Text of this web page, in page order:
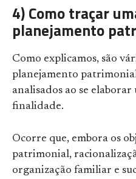
4) Como traçar
planejamento
Como explicamos, são
planejamento
analisados ao se elaborar
finalidade.
Ocorre que, embora os
patrimonial,
organização familiar e